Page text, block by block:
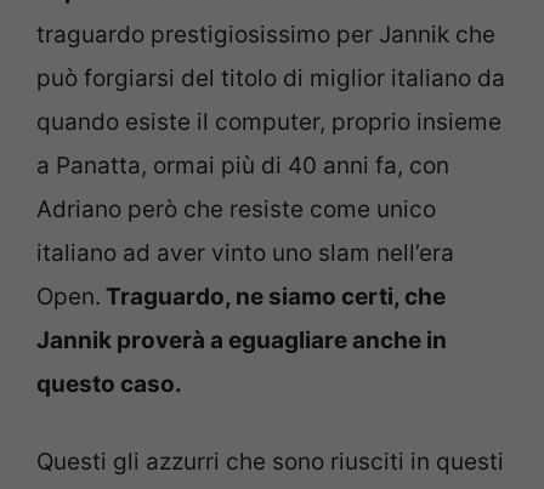
traguardo prestigiosissimo per Jannik che
può forgiarsi del titolo di miglior italiano da
quando esiste il computer, proprio insieme
a Panatta, ormai più di 40 anni fa, con
Adriano però che resiste come unico
italiano ad aver vinto uno slam nell’era
Open. Traguardo, ne siamo certi, che
Jannik proverà a eguagliare anche in
questo caso.
Questi gli azzurri che sono riusciti in questi